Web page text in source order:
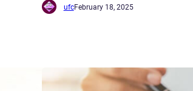
ufcFebruary 18, 2025